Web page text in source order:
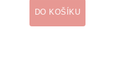
DO KOŠÍKU